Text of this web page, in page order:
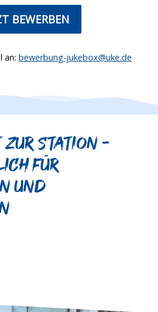
BEWERBEN
an: bewerbung-jukebox@uke.de
zur Station -
für
und